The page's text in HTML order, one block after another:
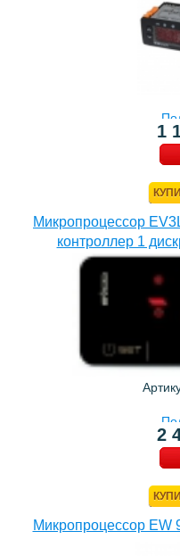
1
Микропроцессор
контроллер 1
2
Микропроцессор